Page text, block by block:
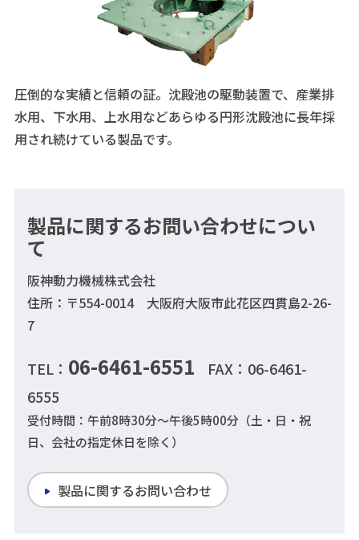
圧倒的な実績と信頼の証。沈殿池の駆動装置で、産業排
水用、下水用、上水用などあらゆる円形沈殿池に長年採
用され続けている製品です。
製品に関するお問い合わせについ
て
阪神動力機械株式会社
住所：〒554-0014 大阪府大阪市此花区四貫島2-26-
7
TEL： 06-6461-6551
FAX：06-6461-
6555
受付時間：午前8時30分～午後5時00分（土・日・祝
日、会社の指定休日を除く）
製品に関するお問い合わせ